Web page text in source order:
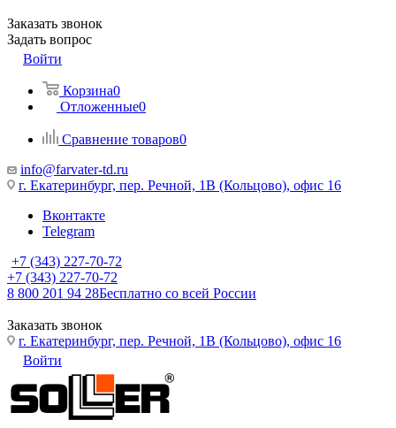
Заказать звонок
Задать вопрос
Войти
Корзина0
Отложенные0
Сравнение товаров0
info@farvater-td.ru
г. Екатеринбург, пер. Речной, 1В (Кольцово), офис 16
Вконтакте
Telegram
+7 (343) 227-70-72
+7 (343) 227-70-72
8 800 201 94 28Бесплатно со всей России
Заказать звонок
г. Екатеринбург, пер. Речной, 1В (Кольцово), офис 16
Войти